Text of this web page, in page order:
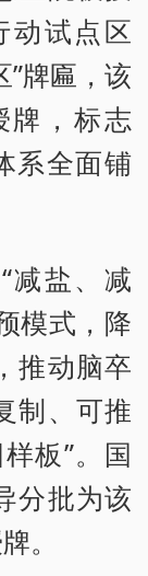
动试点区
”牌匾，该
牌，标志
系全面铺
减盐、减
模式，降
推动脑卒
制、可推
板”。国
分批为该
。